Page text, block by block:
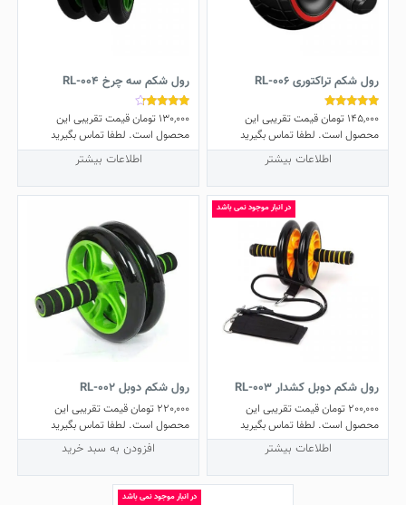
رول شکم تراکتوری RL-006
نمره
5.00
از 5
145,000 تومانقیمت تقریبی این
محصول است. لطفا تماس بگیرید
اطلاعات بیشتر
رول شکم سه چرخ RL-004
نمره
4.00
از 5
130,000 تومانقیمت تقریبی این
محصول است. لطفا تماس بگیرید
اطلاعات بیشتر
در انبار موجود نمی باشد
رول شکم دوبل کشدار RL-003
200,000 تومانقیمت تقریبی این
محصول است. لطفا تماس بگیرید
اطلاعات بیشتر
رول شکم دوبل RL-002
220,000 تومانقیمت تقریبی این
محصول است. لطفا تماس بگیرید
افزودن به سبد خرید
در انبار موجود نمی باشد